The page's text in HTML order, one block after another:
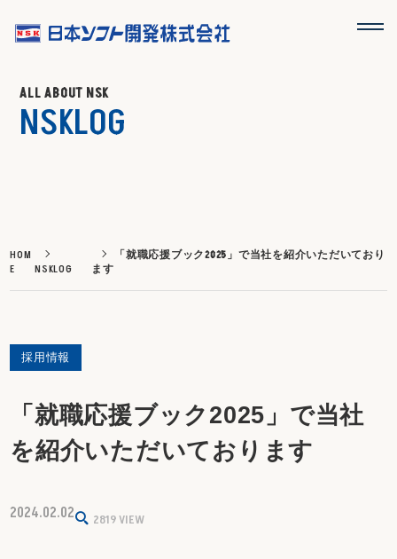
ALL ABOUT NSK
NSKLOG
HOM
E
NSKLOG
「就職応援ブック2025」で当社を紹介いただいており
ます
採用情報
「就職応援ブック2025」で当社
を紹介いただいております
2024.02.02 2819VIEW